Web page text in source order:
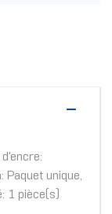
Paquet unique,
1 pièce(s)